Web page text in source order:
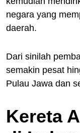
negara yang
daerah.
Dari sinilah
semakin pesat
Pulau Jawa dan
Kereta